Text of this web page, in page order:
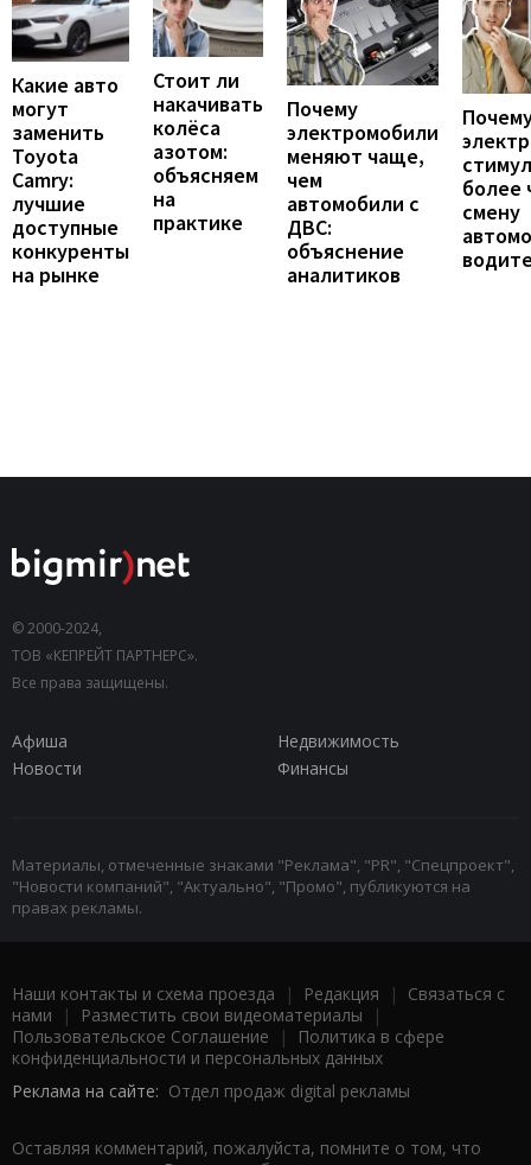
Какие авто
могут
заменить
Toyota
Camry:
лучшие
доступные
конкуренты
на рынке
Стоит ли
накачивать
колёса
азотом:
объясняем
на
практике
Почему
электромобили
меняют чаще,
чем
автомобили с
ДВС:
объяснение
аналитиков
более
смену
© 2000-2024,
ТОВ «КЕПРЕЙТ ПАРТНЕРС».
Все права защищены.
Афиша
Недвижимость
Новости
Финансы
Материалы, отмеченные знаками "Реклама", "PR", "Спецпроект",
"Новости компаний", "Актуально", "Промо", публикуются на
правах рекламы.
Наши контакты и схема проезда | Редакция | Связаться с
нами | Разместить свои видеоматериалы |
Пользовательское Соглашение |
Политика в сфере
конфиденциальности и персональных данных
Реклама на сайте: Отдел продаж digital рекламы
Оставляя комментарий, пожалуйста, помните о том, что